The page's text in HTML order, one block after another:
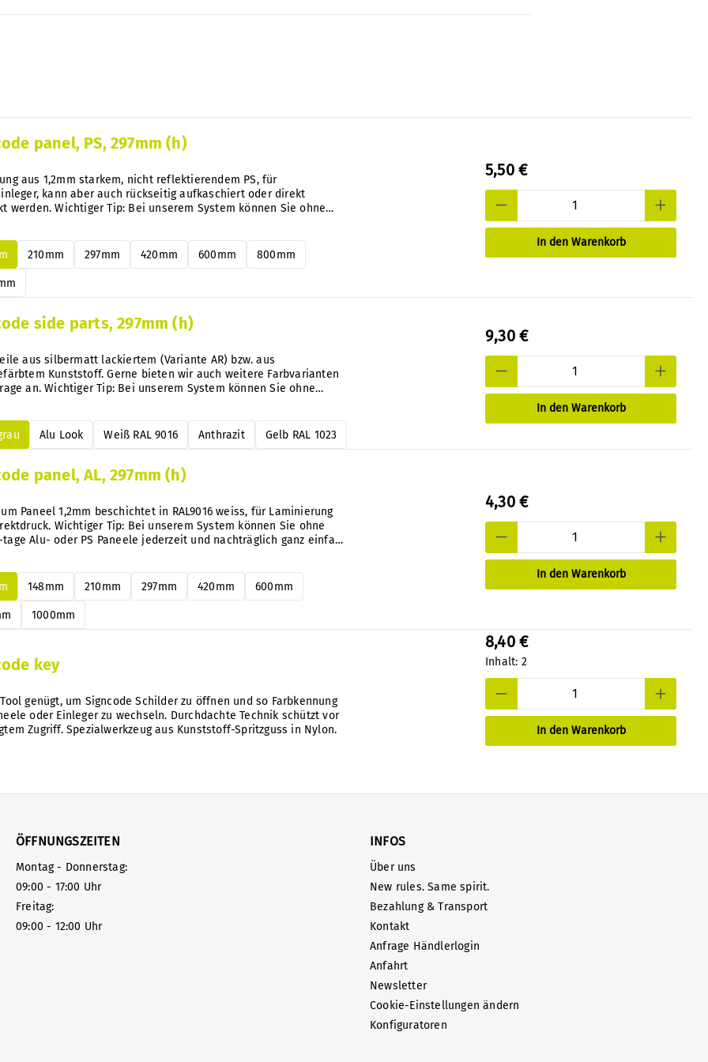
panel, PS, 297mm (h)
aus 1,2mm starkem, nicht reflektierendem PS, für
kann aber auch rückseitig aufkaschiert oder direkt
werden. Wichtiger Tip: Bei unserem System können Sie ohne
210mm 297mm 420mm 600mm 800mm
5,50 €
In den Warenkorb
side parts, 297mm (h)
aus silbermatt lackiertem (Variante AR) bzw. aus
Kunststoff. Gerne bieten wir auch weitere Farbvarianten
an. Wichtiger Tip: Bei unserem System können Sie ohne
Alu Look Weiß RAL 9016 Anthrazit Gelb RAL 1023
9,30 €
In den Warenkorb
panel, AL, 297mm (h)
Paneel 1,2mm beschichtet in RAL9016 weiss, für Laminierung
Wichtiger Tip: Bei unserem System können Sie ohne
und nachträglich ganz einfach
148mm 210mm 297mm 420mm 600mm
1000mm
4,30 €
In den Warenkorb
key
genügt, um Signcode Schilder zu öffnen und so Farbkennung
oder Einleger zu wechseln. Durchdachte Technik schützt vor
Zugriff. Spezialwerkzeug aus Kunststoff-Spritzguss in Nylon.
8,40 €
Inhalt: 2
In den Warenkorb
ÖFFNUNGSZEITEN
Montag - Donnerstag:
09:00 - 17:00 Uhr
Freitag:
09:00 - 12:00 Uhr
INFOS
Über uns
New rules. Same spirit.
Bezahlung & Transport
Kontakt
Anfrage Händlerlogin
Anfahrt
Newsletter
Cookie-Einstellungen ändern
Konfiguratoren